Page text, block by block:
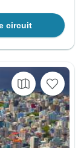
circuit